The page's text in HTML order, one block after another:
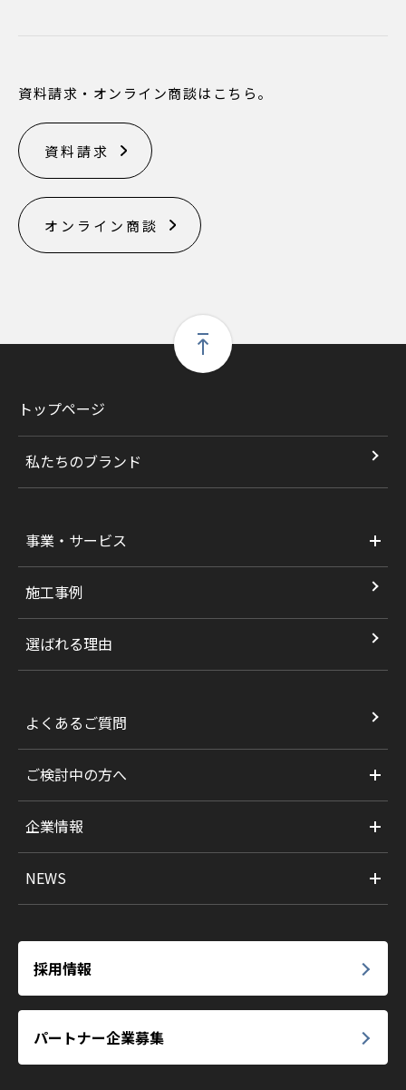
資料請求・オンライン商談はこちら。
資料請求
オンライン商談
トップページ
私たちのブランド
事業・サービス
施工事例
選ばれる理由
よくあるご質問
ご検討中の方へ
企業情報
NEWS
採用情報
パートナー企業募集